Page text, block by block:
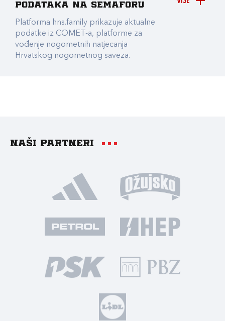
podataka na Semaforu
Platforma hns.family prikazuje aktualne
podatke iz COMET-a, platforme za
vođenje nogometnih natjecanja
Hrvatskog nogometnog saveza.
Naši partneri